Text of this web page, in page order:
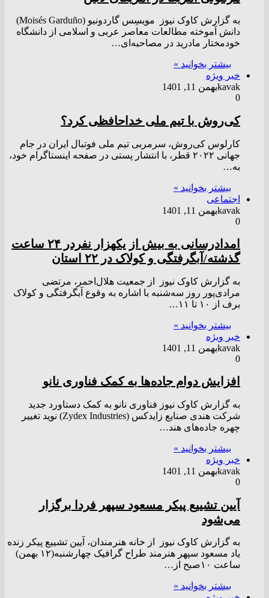
به گزارش کاوک نیوز مویسِس گاردونیو (Moisés Garduño)
دانش آموخته مطالعات معاصر عربی و اسلامی از دانشگاه
خودمختار مادرید در مصاحبه‌ای…
بیشتر بخوانید »
خبر ویژه
kavakبهمن 11, 1401
0
کی‌روش با تیم ملی خداحافظی کرد؟
کارلوس کی‌روش، سرمربی تیم ملی فوتبال ایران در جام
جهانی ۲۰۲۲ قطر، با انتشار پستی در صفحه اینستاگرام خود،
به…
بیشتر بخوانید »
اجتماعی
kavakبهمن 11, 1401
0
امدادرسانی به بیش از یکهزار نفردر ۲۴ ساعت
گذشته/آبگرفتگی و کولاک در ۲۲ استان
به گزارش کاوک نیوز از جمعیت هلال‌احمر، مرتضی
مرادی‌پور روز سه‌شنبه با اشاره به وقوع آبگرفتگی و کولاک
برف از ١٠ تا ١١…
بیشتر بخوانید »
خبر ویژه
kavakبهمن 11, 1401
0
افزایش دوام جاده‌ها به کمک فناوری نانو
به گزارش کاوک نیوز فناوری نانو به کمک دستاورد جدید
شرکت هندی صنایع زایدکس (Zydex Industries) نوید تغییر
چهره جاده‌های هند…
بیشتر بخوانید »
خبر ویژه
kavakبهمن 11, 1401
0
آیین تشییع پیکر مسعود سپهر فردا برگزار
می‌شود
به گزارش کاوک نیوز از خانه هنرمندان، آیین تشییع پیکر زنده
یاد مسعود سپهر هنرمند طراح گرافیک چهارشنبه(۱۲ بهمن)
ساعت ۱۰صبح از…
بیشتر بخوانید »